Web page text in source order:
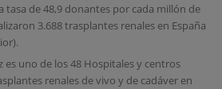
tasa de 48,9 donantes por cada millón de
3.688 trasplantes renales en España
es uno de los 48 Hospitales y centros
renales de vivo y de cadáver en